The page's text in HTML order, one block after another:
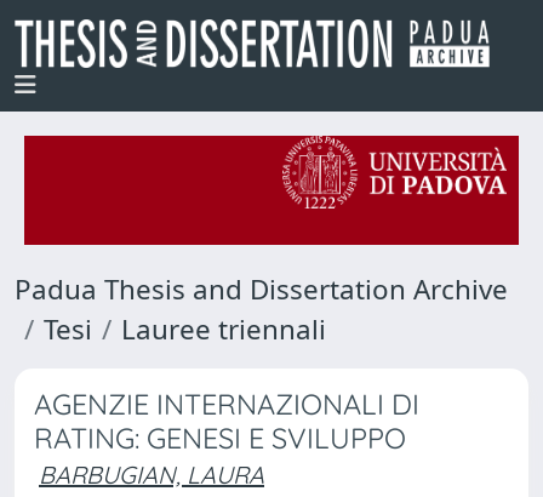
Padua Thesis and Dissertation Archive
Tesi
Lauree triennali
AGENZIE INTERNAZIONALI DI
RATING: GENESI E SVILUPPO
BARBUGIAN, LAURA